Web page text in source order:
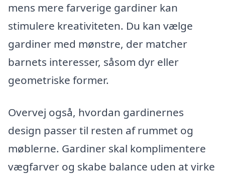
mens mere farverige gardiner kan
stimulere kreativiteten. Du kan vælge
gardiner med mønstre, der matcher
barnets interesser, såsom dyr eller
geometriske former.
Overvej også, hvordan gardinernes
design passer til resten af rummet og
møblerne. Gardiner skal komplimentere
vægfarver og skabe balance uden at virke